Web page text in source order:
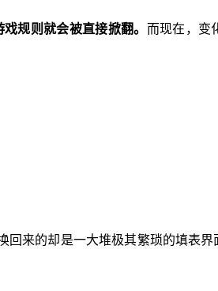
规则就会被直接掀翻。 而现在，变
来的却是一大堆极其繁琐的填表